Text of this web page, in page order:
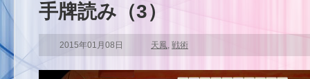
手牌読み（3）
2015年01月08日 天鳳, 戦術